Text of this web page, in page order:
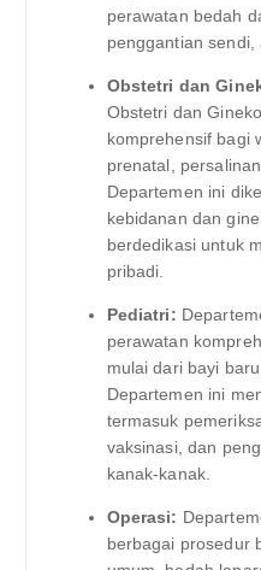
perawatan bedah
penggantian sendi,
Obstetri dan
Obstetri dan
komprehensif bagi
prenatal,
Departemen ini
kebidanan dan
berdedikasi untuk
pribadi.
Pediatri:
perawatan
mulai dari bayi
Departemen ini
termasuk
vaksinasi, dan
kanak-kanak.
Operasi:
berbagai prosedur